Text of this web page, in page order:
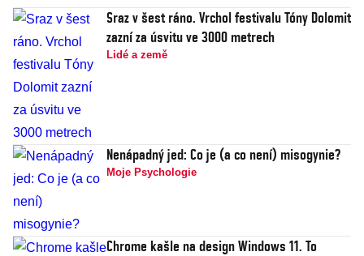
Sraz v šest ráno. Vrchol festivalu Tóny Dolomit
zazní za úsvitu ve 3000 metrech
Lidé a země
Nenápadný jed: Co je (a co není) misogynie?
Moje Psychologie
Chrome kašle na design Windows 11. To